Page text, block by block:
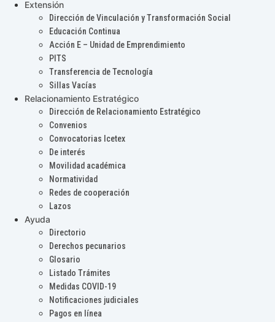
Extensión
Dirección de Vinculación y Transformación Social
Educación Continua
Acción E – Unidad de Emprendimiento
PITS
Transferencia de Tecnología
Sillas Vacías
Relacionamiento Estratégico
Dirección de Relacionamiento Estratégico
Convenios
Convocatorias Icetex
De interés
Movilidad académica
Normatividad
Redes de cooperación
Lazos
Ayuda
Directorio
Derechos pecunarios
Glosario
Listado Trámites
Medidas COVID-19
Notificaciones judiciales
Pagos en línea